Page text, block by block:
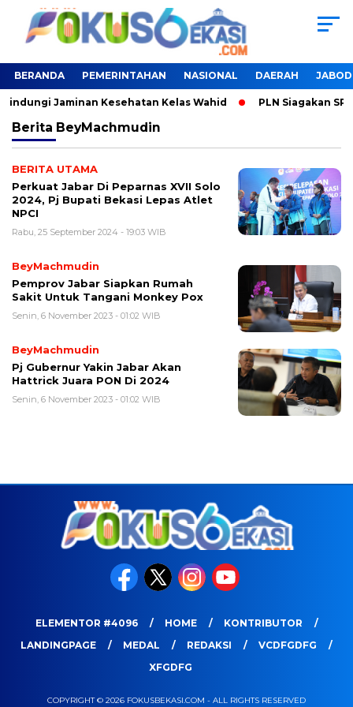
BERANDA PEMERINTAHAN NASIONAL DAERAH
Jaminan Kesehatan Kelas Wahid PLN Siagakan
Berita BeyMachmudin
BERITA UTAMA
Perkuat Jabar Di Peparnas XVII Solo
2024, Pj Bupati Bekasi Lepas Atlet
NPCI
Rabu, 25 September 2024 - 19:03 WIB
BeyMachmudin
Pemprov Jabar Siapkan Rumah
Sakit Untuk Tangani Monkey Pox
Senin, 6 November 2023 - 01:02 WIB
BeyMachmudin
Pj Gubernur Yakin Jabar Akan
Hattrick Juara PON Di 2024
Senin, 6 November 2023 - 01:02 WIB
ELEMENTOR #4096 HOME
KONTRIBUTOR
LANDINGPAGE
MEDAL REDAKSI
VCDFGDFG
XFGDFG
COPYRIGHT © 2026 FOKUSBEKASI.COM - ALL RIGHTS RESERVED